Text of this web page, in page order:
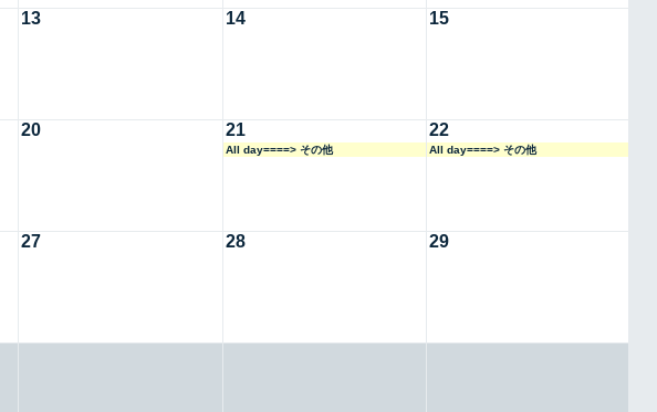
13 14 15
20 21
All day====> その他
22
All day====> その他
27 28 29